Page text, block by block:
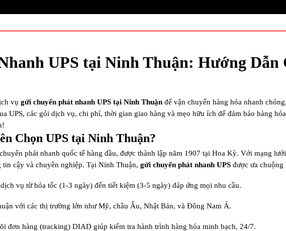
UPS tại Ninh Thuận: Hướng Dẫn
vụ gửi chuyển phát nhanh UPS tại Ninh Thuậnđể vận chuyển hàng hóa nhanh
UPS, các gói dịch vụ, chi phí, thời gian giao hàng và mẹo hữu ích để đảm bảo hàng
Chọn UPS tại Ninh Thuận?
phát nhanh quốc tế hàng đầu, được thành lập năm 1907 tại Hoa Kỳ. Với mạng
cậy và chuyên nghiệp. Tại Ninh Thuận, gửi chuyển phát nhanh UPSđược ưa chuộng
vụ từ hỏa tốc (1-3 ngày) đến tiết kiệm (3-5 ngày) đáp ứng mọi nhu cầu.
với các thị trường lớn như Mỹ, châu Âu, Nhật Bản, và Đông Nam Á.
đơn hàng (tracking) DIAD giúp kiểm tra hành trình hàng hóa minh bạch, 24/7.